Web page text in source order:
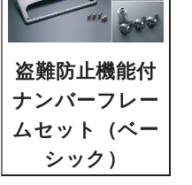
盗難防止機能付
ナンバーフレー
ムセット（ベー
シック）